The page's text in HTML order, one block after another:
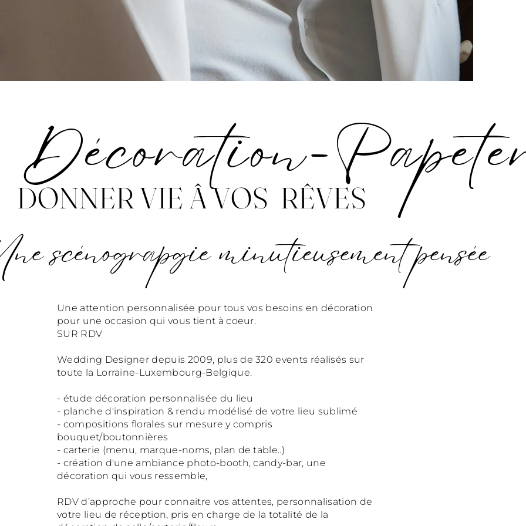
DONNER VIE Â VOS RÊVES
Décoration-
scénograpgie minutieusement pensée
Une attention personnalisée pour tous vos besoins en décoration
pour une occasion qui vous tient à coeur.
SUR RDV
Wedding Designer depuis 2009, plus de 320 events réalisés sur
toute la Lorraine-Luxembourg-Belgique.
- étude décoration personnalisée du lieu
- planche d'inspiration & rendu modélisé de votre lieu sublimé
- compositions florales sur mesure y compris
bouquet/boutonnières
- carterie (menu, marque-noms, plan de table..)
- création d'une ambiance photo-booth, candy-bar, une
décoration qui vous ressemble,
RDV d’approche pour connaitre vos attentes, personnalisation de
votre lieu de réception, pris en charge de la totalité de la